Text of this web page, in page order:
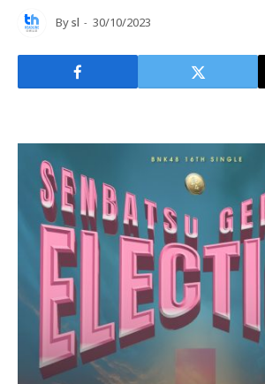
Bysl 30/10/2023